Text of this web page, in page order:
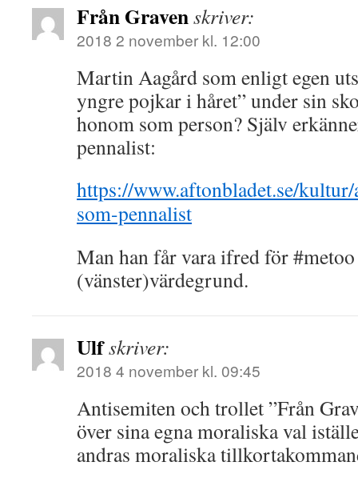
Från Gravenskriver:
2018 2 november kl. 12:00
Martin Aagård som enligt egen
yngre pojkar i håret” under sin
honom som person? Själv
pennalist:
https://www.aftonbladet.se/
som-pennalist
Man han får vara ifred för
(vänster)värdegrund.
Ulfskriver:
2018 4 november kl. 09:45
Antisemiten och trollet ”Från
över sina egna moraliska val
andras moraliska